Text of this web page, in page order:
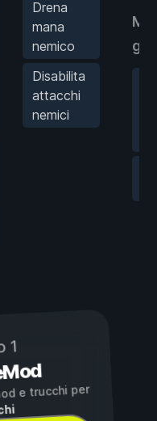
Drena
mana
nemico
Disabilita
attacchi
nemici
1
e trucchi per